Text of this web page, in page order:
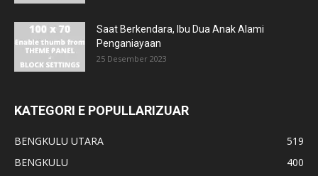
Saat Berkendara, Ibu Dua Anak Alami
Penganiayaan
25 Desember 2023
KATEGORI E POPULLARIZUAR
BENGKULU UTARA
519
BENGKULU
400